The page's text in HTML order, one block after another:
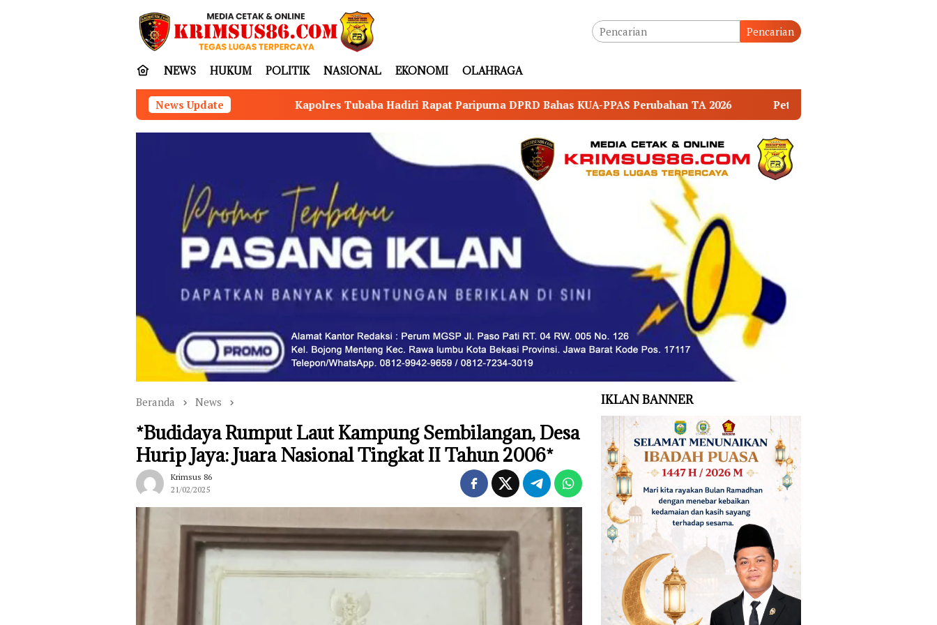
Pencarian
NEWS HUKUM POLITIK NASIONAL EKONOMI OLAHRAGA
News Update
Kapolres Tubaba Hadiri Rapat Paripurna DPRD Bahas KUA-PPAS Perubahan TA 2026 Petro Muba-Medco Resmi Kelola 359 Sumur Minyak
Beranda News
*Budidaya Rumput Laut Kampung Sembilangan, Desa
Hurip Jaya: Juara Nasional Tingkat II Tahun 2006*
Krimsus 86
21/02/2025
IKLAN BANNER